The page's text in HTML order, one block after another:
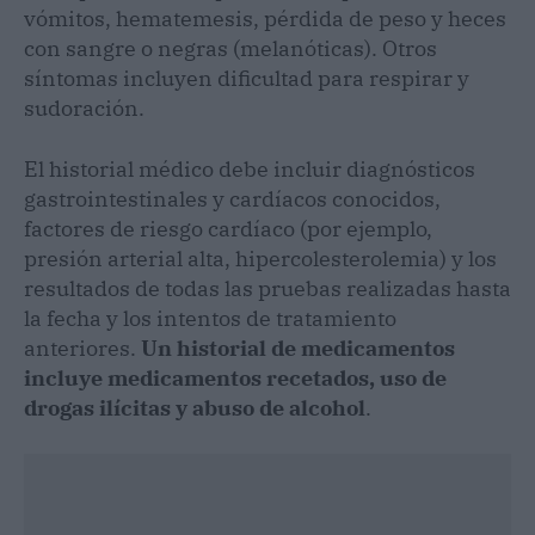
vómitos, hematemesis, pérdida de peso y heces
con sangre o negras (melanóticas). Otros
síntomas incluyen dificultad para respirar y
sudoración.
El historial médico debe incluir diagnósticos
gastrointestinales y cardíacos conocidos,
factores de riesgo cardíaco (por ejemplo,
presión arterial alta, hipercolesterolemia) y los
resultados de todas las pruebas realizadas hasta
la fecha y los intentos de tratamiento
anteriores. Un historial de medicamentos
incluye medicamentos recetados, uso de
drogas ilícitas y abuso de alcohol.